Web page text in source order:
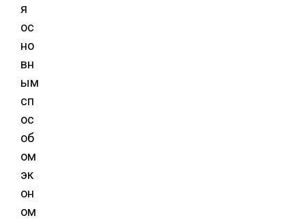
я
ос
но
вн
ым
сп
ос
об
ом
эк
он
ом